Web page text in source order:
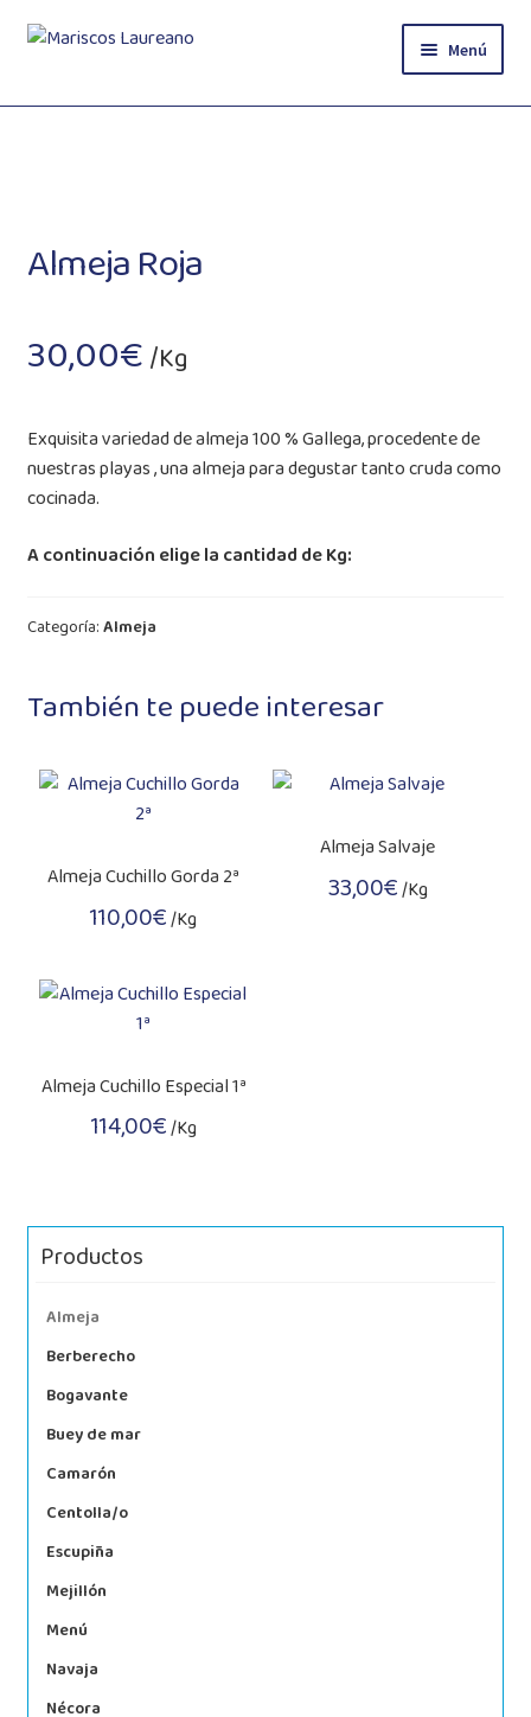
Ir
Ir
Menú
Inicio
Pagos
Almeja Roja
30,00€/Kg
Exquisita variedad de almeja 100 % Gallega, procedente de
nuestras playas , una almeja para degustar tanto cruda como
cocinada.
A continuación elige la cantidad de Kg:
Categoría:Almeja
También te puede interesar
Almeja Cuchillo Gorda 2ª
110,00€/Kg
Almeja Salvaje
33,00€/Kg
Almeja Cuchillo Especial 1ª
114,00€/Kg
Productos
Almeja
Berberecho
Bogavante
Buey de mar
Camarón
Centolla/o
Escupiña
Mejillón
Menú
Navaja
Nécora